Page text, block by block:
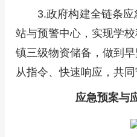
3.政府构建全链条
站与预警中心，实现学校
镇三级物资储备，做到
从指令、快速响应，共同
应急预案与